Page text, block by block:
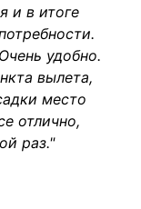
и в итоге
удобно.
вылета,
место
отлично,
раз."